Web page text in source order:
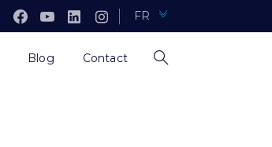
FR
Blog Contact